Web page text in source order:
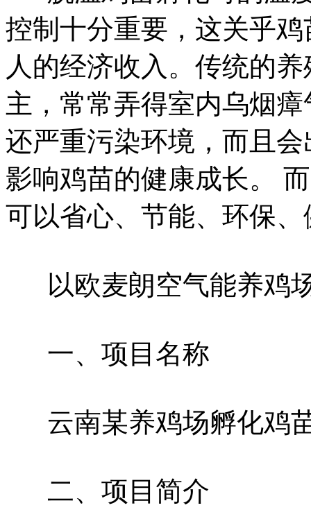
控制十分重要，这关乎
人的经济收入。传统的
主，常常弄得室内乌烟
还严重污染环境，而且
影响鸡苗的健康成长。
可以省心、节能、环保
以欧麦朗空气能养鸡
一、项目名称
云南某养鸡场孵化鸡
二、项目简介